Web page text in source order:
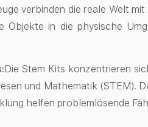
verbinden die reale Welt
Objekte in die physische
Die Stem Kits konzentrieren
und Mathematik (STEM).
helfen problemlösende